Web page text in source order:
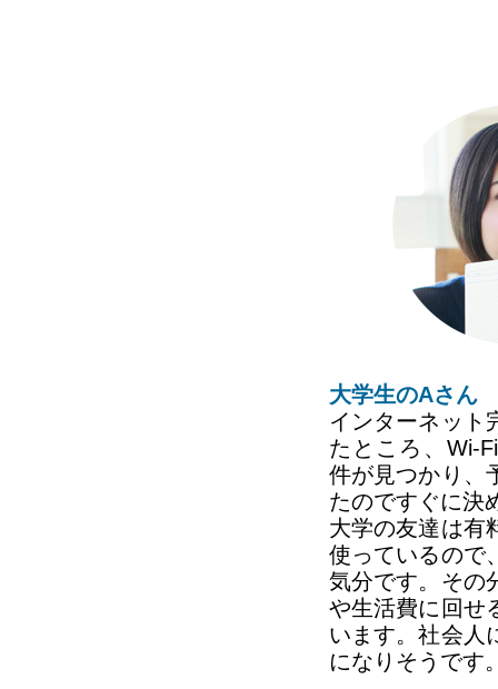
大学生のAさん
インターネット
たところ、Wi-
件が見つかり、
たのですぐに決
大学の友達は有
使っているので
気分です。その
や生活費に回せ
います。社会人
になりそうです